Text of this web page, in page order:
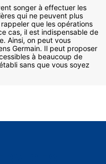
songer à effectuer les
qui ne peuvent plus
que les opérations
cas, il est indispensable de
Ainsi, on peut vous
Germain. Il peut proposer
à beaucoup de
sans que vous soyez